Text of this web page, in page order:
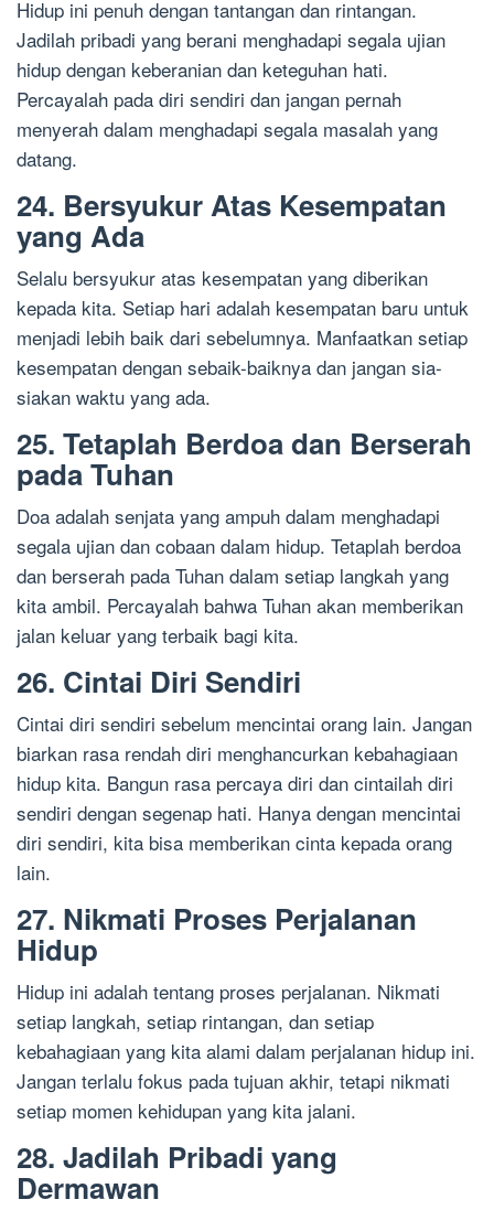
Hidup ini penuh dengan tantangan dan rintangan.
Jadilah pribadi yang berani menghadapi segala ujian
hidup dengan keberanian dan keteguhan hati.
Percayalah pada diri sendiri dan jangan pernah
menyerah dalam menghadapi segala masalah yang
datang.
24. Bersyukur Atas Kesempatan
yang Ada
Selalu bersyukur atas kesempatan yang diberikan
kepada kita. Setiap hari adalah kesempatan baru untuk
menjadi lebih baik dari sebelumnya. Manfaatkan setiap
kesempatan dengan sebaik-baiknya dan jangan sia-
siakan waktu yang ada.
25. Tetaplah Berdoa dan Berserah
pada Tuhan
Doa adalah senjata yang ampuh dalam menghadapi
segala ujian dan cobaan dalam hidup. Tetaplah berdoa
dan berserah pada Tuhan dalam setiap langkah yang
kita ambil. Percayalah bahwa Tuhan akan memberikan
jalan keluar yang terbaik bagi kita.
26. Cintai Diri Sendiri
Cintai diri sendiri sebelum mencintai orang lain. Jangan
biarkan rasa rendah diri menghancurkan kebahagiaan
hidup kita. Bangun rasa percaya diri dan cintailah diri
sendiri dengan segenap hati. Hanya dengan mencintai
diri sendiri, kita bisa memberikan cinta kepada orang
lain.
27. Nikmati Proses Perjalanan
Hidup
Hidup ini adalah tentang proses perjalanan. Nikmati
setiap langkah, setiap rintangan, dan setiap
kebahagiaan yang kita alami dalam perjalanan hidup ini.
Jangan terlalu fokus pada tujuan akhir, tetapi nikmati
setiap momen kehidupan yang kita jalani.
28. Jadilah Pribadi yang
Dermawan